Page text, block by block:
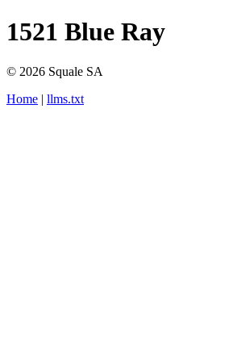
1521 Blue Ray
© 2026 Squale SA
Home | llms.txt